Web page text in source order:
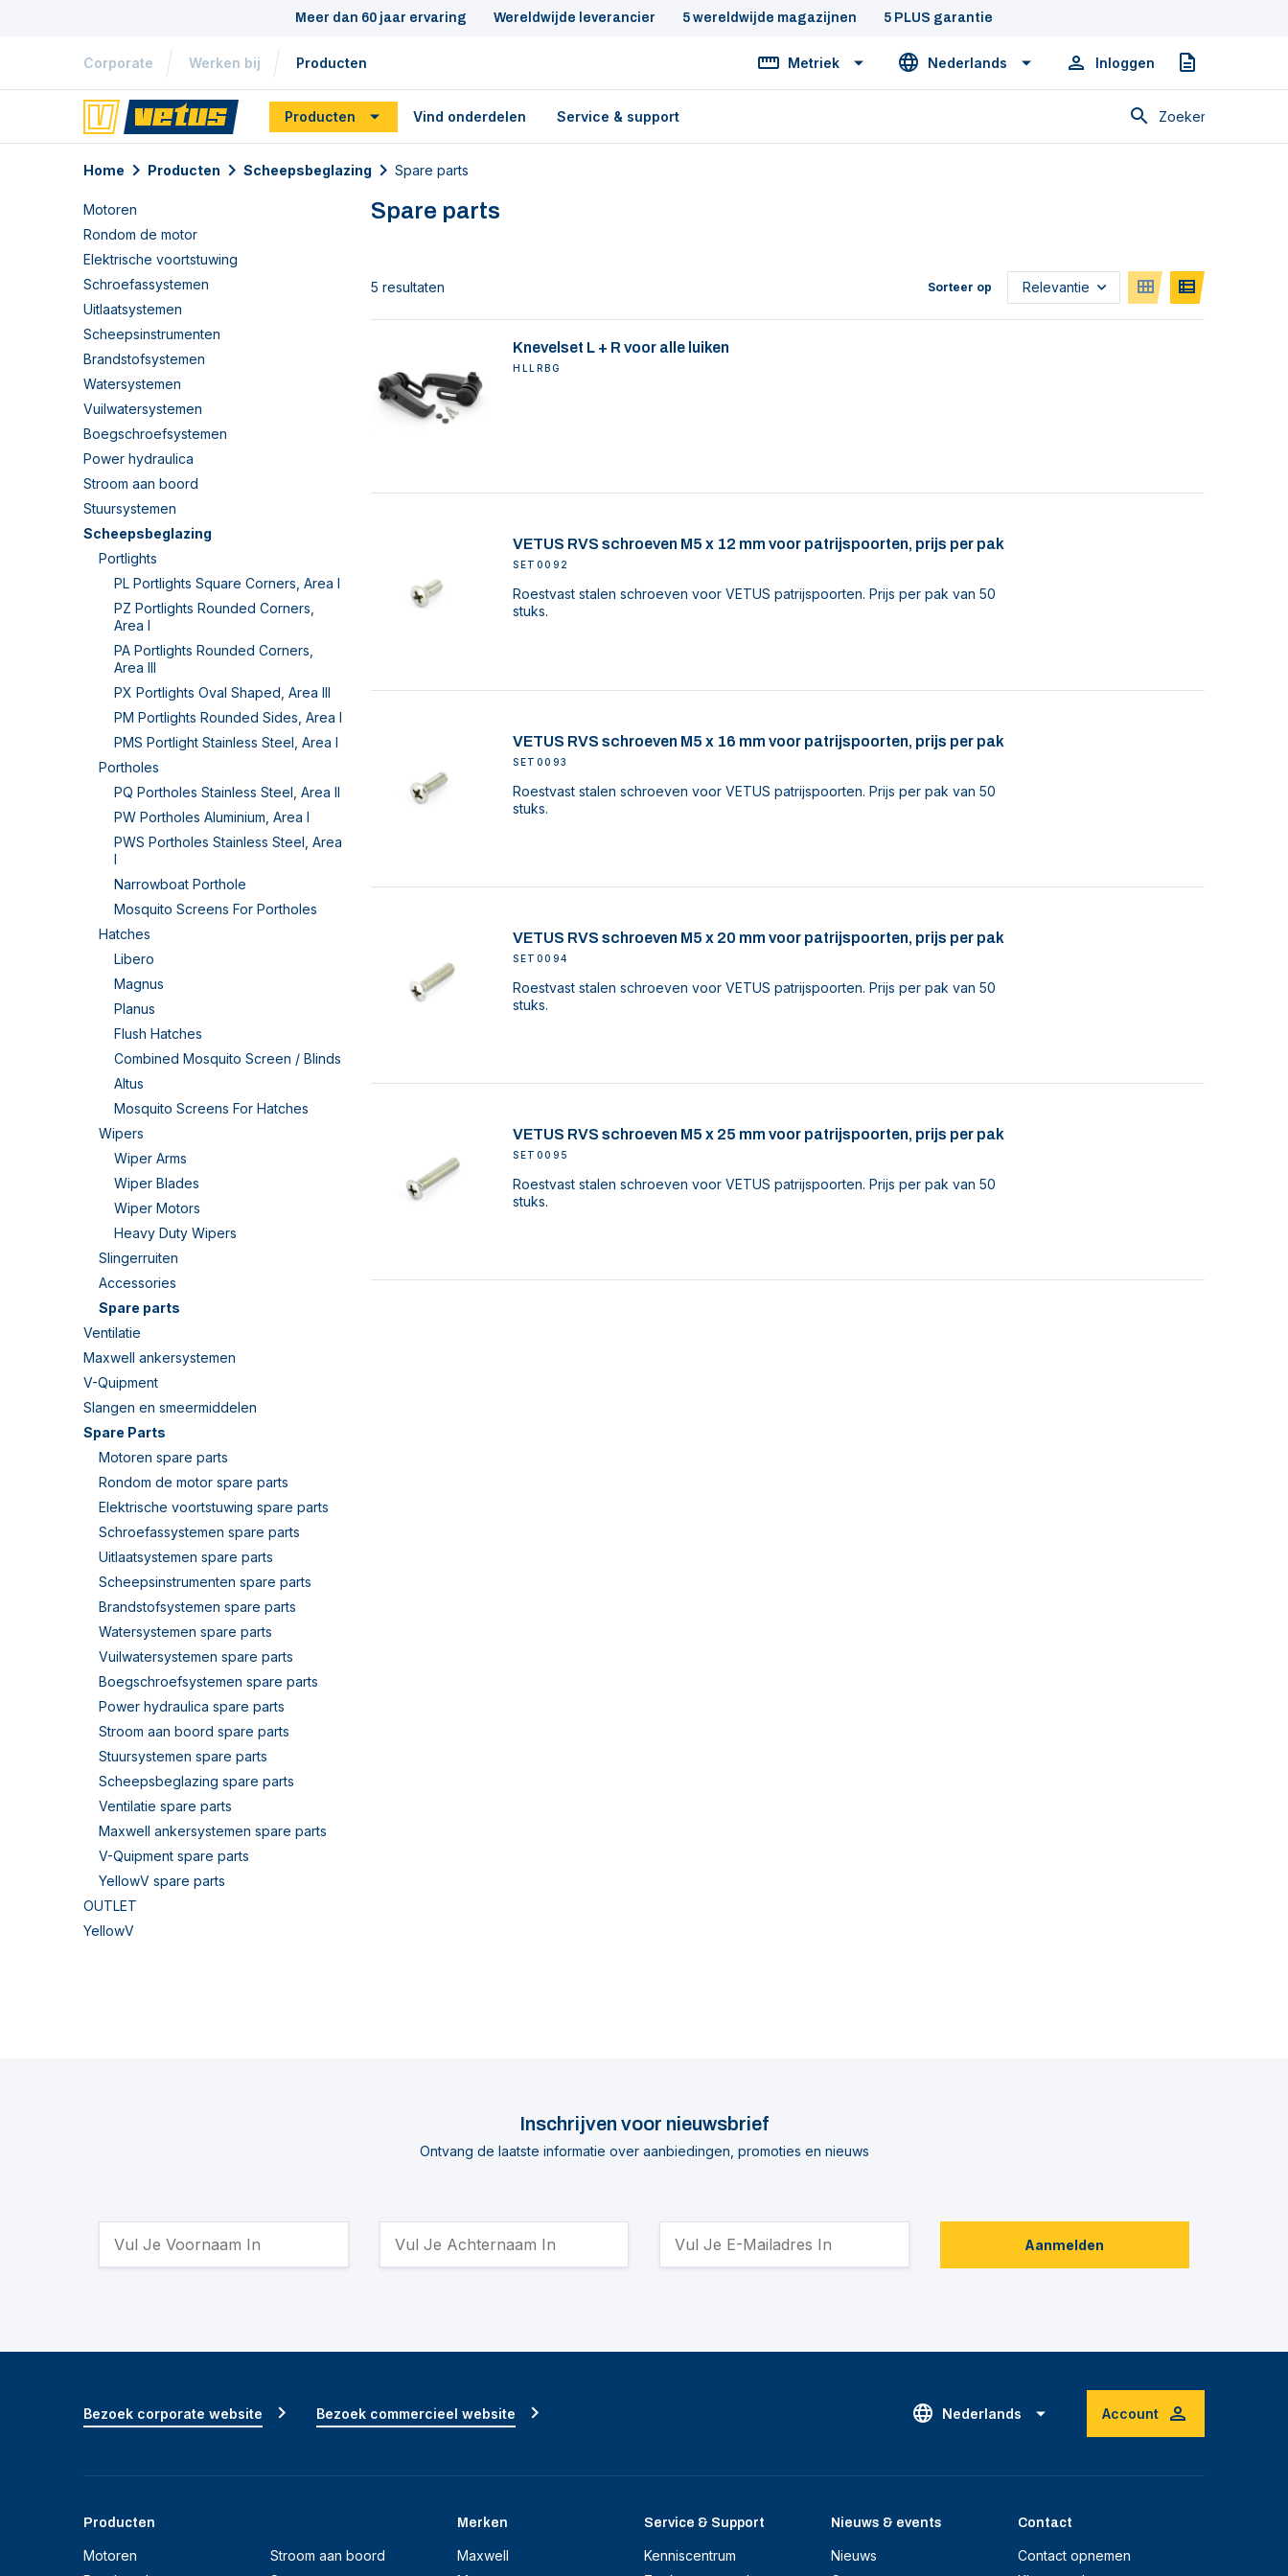
Meer dan 60 jaar ervaring Wereldwijde leverancier 5 wereldwijde magazijnen 5 PLUS garantie
Corporate Werken bij Producten Metriek Nederlands Inloggen Offerte
Producten Vind onderdelen Service & support Zoeken
Home Producten Scheepsbeglazing Spare parts
Motoren
Rondom de motor
Elektrische voortstuwing
Schroefassystemen
Uitlaatsystemen
Scheepsinstrumenten
Brandstofsystemen
Watersystemen
Vuilwatersystemen
Boegschroefsystemen
Power hydraulica
Stroom aan boord
Stuursystemen
Scheepsbeglazing
Portlights
PL Portlights Square Corners, Area I
PZ Portlights Rounded Corners,
Area I
PA Portlights Rounded Corners,
Area III
PX Portlights Oval Shaped, Area III
PM Portlights Rounded Sides, Area I
PMS Portlight Stainless Steel, Area I
Portholes
PQ Portholes Stainless Steel, Area II
PW Portholes Aluminium, Area I
PWS Portholes Stainless Steel, Area
I
Narrowboat Porthole
Mosquito Screens For Portholes
Hatches
Libero
Magnus
Planus
Flush Hatches
Combined Mosquito Screen / Blinds
Altus
Mosquito Screens For Hatches
Wipers
Wiper Arms
Wiper Blades
Wiper Motors
Heavy Duty Wipers
Slingerruiten
Accessories
Spare parts
Ventilatie
Maxwell ankersystemen
V-Quipment
Slangen en smeermiddelen
Spare Parts
Motoren spare parts
Rondom de motor spare parts
Elektrische voortstuwing spare parts
Schroefassystemen spare parts
Uitlaatsystemen spare parts
Scheepsinstrumenten spare parts
Brandstofsystemen spare parts
Watersystemen spare parts
Vuilwatersystemen spare parts
Boegschroefsystemen spare parts
Power hydraulica spare parts
Stroom aan boord spare parts
Stuursystemen spare parts
Scheepsbeglazing spare parts
Ventilatie spare parts
Maxwell ankersystemen spare parts
V-Quipment spare parts
YellowV spare parts
OUTLET
YellowV
Spare parts
5 resultaten Sorteer op
Knevelset L + R voor alle luiken
HLLRBG
VETUS RVS schroeven M5 x 12 mm voor patrijspoorten, prijs per pak
SET0092
Roestvast stalen schroeven voor VETUS patrijspoorten. Prijs per pak van 50
stuks.
VETUS RVS schroeven M5 x 16 mm voor patrijspoorten, prijs per pak
SET0093
Roestvast stalen schroeven voor VETUS patrijspoorten. Prijs per pak van 50
stuks.
VETUS RVS schroeven M5 x 20 mm voor patrijspoorten, prijs per pak
SET0094
Roestvast stalen schroeven voor VETUS patrijspoorten. Prijs per pak van 50
stuks.
VETUS RVS schroeven M5 x 25 mm voor patrijspoorten, prijs per pak
SET0095
Roestvast stalen schroeven voor VETUS patrijspoorten. Prijs per pak van 50
stuks.
Inschrijven voor nieuwsbrief
Ontvang de laatste informatie over aanbiedingen, promoties en nieuws
Aanmelden
Nederlands Account
Producten
Motoren
Stroom aan boord
Merken
Maxwell
Service & Support
Kenniscentrum
Nieuws & events
Nieuws
Contact
Contact opnemen
Bezoek corporate website Bezoek commercieel website